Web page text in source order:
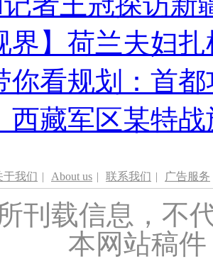
界】荷兰夫妇
你看规划：首
西藏军区某特
于我们 | About us | 联系我们 | 广告服务
刊载信息，不
本网站稿